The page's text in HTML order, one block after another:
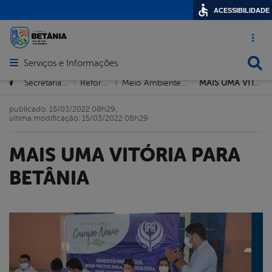
Acesso
Abrir menu principal de navegação
Serviços e Informações
Você está aqui:
> > > >
MAIS UMA VITÓRIA PARA
BETÂNIA
publicado: 15/03/2022 08h29,
última modificação: 15/03/2022 08h29
ACESSIBILIDADE